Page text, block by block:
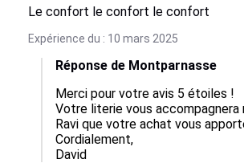
Le confort le confort le confort
Expérience du : 10 mars 2025
Réponse de Montparnasse
Merci pour votre avis 5 étoiles !
Votre literie vous accompagnera
Ravi que votre achat vous
Cordialement,
David